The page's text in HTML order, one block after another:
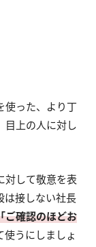
使った、より丁
目上の人に対し
対して敬意を表
は接しない社長
ご確認のほどお
使うにしましょ